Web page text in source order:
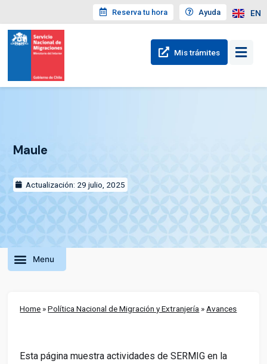
Reserva tu hora Ayuda EN
Mis trámites
Maule
Actualización: 29 julio, 2025
Home »Política Nacional de Migración y Extranjería »Avances
Esta página muestra actividades de SERMIG en la